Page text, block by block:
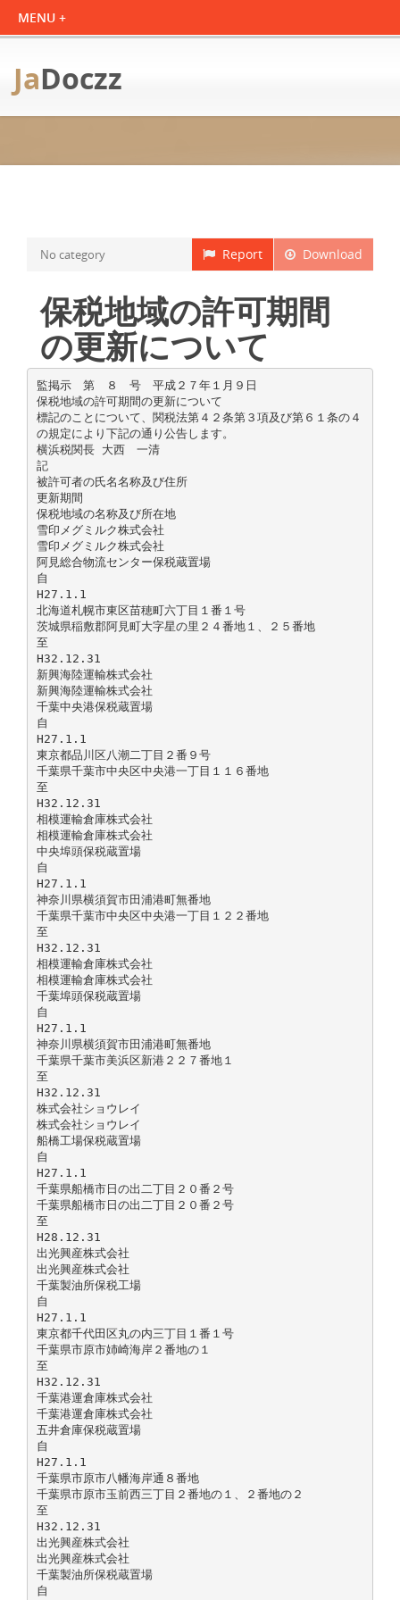
JaDoczz
Download
Report
No category
保税地域の許可期間
の更新について
監掲示 第 ８ 号 平成２７年１月９日
保税地域の許可期間の更新について
標記のことについて、関税法第４２条第３項及び第６１条の４
の規定により下記の通り公告します。
横浜税関長 大西 一清
記
被許可者の氏名名称及び住所
更新期間
保税地域の名称及び所在地
雪印メグミルク株式会社
雪印メグミルク株式会社
阿見総合物流センター保税蔵置場
自
H27.1.1
北海道札幌市東区苗穂町六丁目１番１号
茨城県稲敷郡阿見町大字星の里２４番地１、２５番地
至
H32.12.31
新興海陸運輸株式会社
新興海陸運輸株式会社
千葉中央港保税蔵置場
自
H27.1.1
東京都品川区八潮二丁目２番９号
千葉県千葉市中央区中央港一丁目１１６番地
至
H32.12.31
相模運輸倉庫株式会社
相模運輸倉庫株式会社
中央埠頭保税蔵置場
自
H27.1.1
神奈川県横須賀市田浦港町無番地
千葉県千葉市中央区中央港一丁目１２２番地
至
H32.12.31
相模運輸倉庫株式会社
相模運輸倉庫株式会社
千葉埠頭保税蔵置場
自
H27.1.1
神奈川県横須賀市田浦港町無番地
千葉県千葉市美浜区新港２２７番地１
至
H32.12.31
株式会社ショウレイ
株式会社ショウレイ
船橋工場保税蔵置場
自
H27.1.1
千葉県船橋市日の出二丁目２０番２号
千葉県船橋市日の出二丁目２０番２号
至
H28.12.31
出光興産株式会社
出光興産株式会社
千葉製油所保税工場
自
H27.1.1
東京都千代田区丸の内三丁目１番１号
千葉県市原市姉崎海岸２番地の１
至
H32.12.31
千葉港運倉庫株式会社
千葉港運倉庫株式会社
五井倉庫保税蔵置場
自
H27.1.1
千葉県市原市八幡海岸通８番地
千葉県市原市玉前西三丁目２番地の１、２番地の２
至
H32.12.31
出光興産株式会社
出光興産株式会社
千葉製油所保税蔵置場
自